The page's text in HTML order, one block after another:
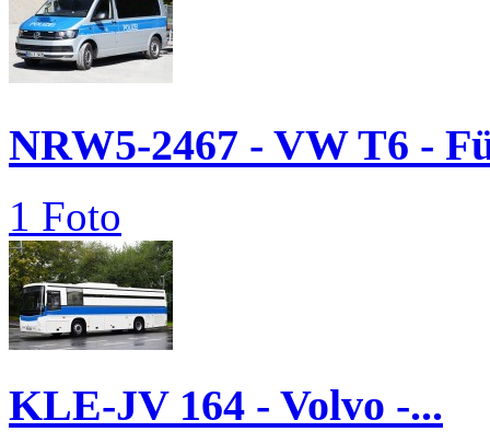
NRW5-2467 - VW T6 -
1 Foto
KLE-JV 164 - Volvo -...